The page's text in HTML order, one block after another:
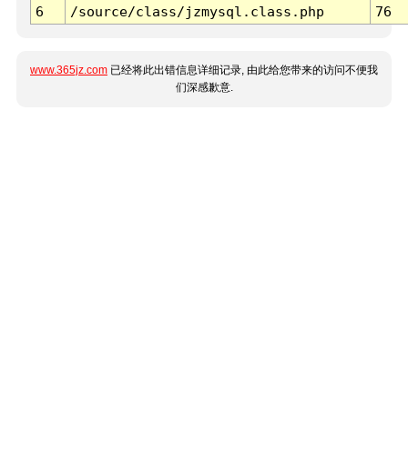
6
/source/class/jzmysql.class.php 76
www.365jz.com 已经将此出错信息详细记录, 由此给您带来的访问不便我
们深感歉意.